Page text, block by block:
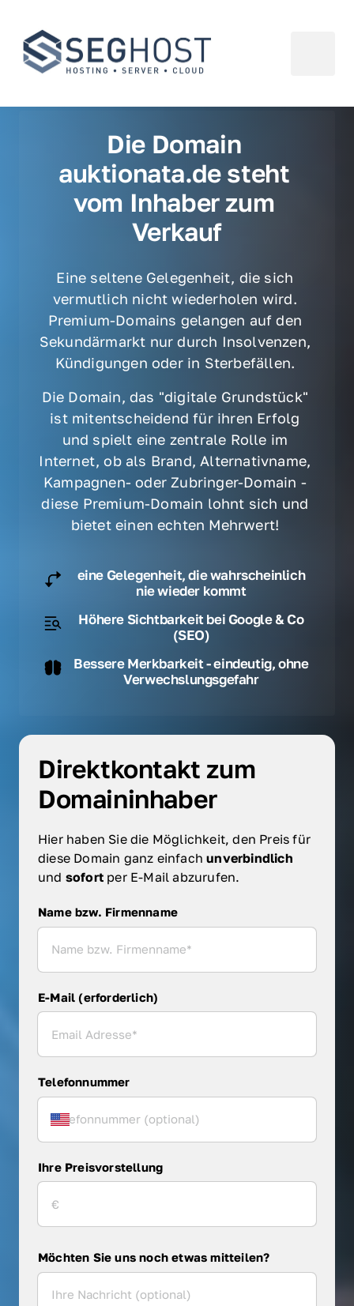
Die Domain
auktionata.de steht
vom Inhaber zum
Verkauf
Eine seltene Gelegenheit, die sich
vermutlich nicht wiederholen wird.
Premium-Domains gelangen auf den
Sekundärmarkt nur durch Insolvenzen,
Kündigungen oder in Sterbefällen.
Die Domain, das "digitale Grundstück"
ist mitentscheidend für ihren Erfolg
und spielt eine zentrale Rolle im
Internet, ob als Brand, Alternativname,
Kampagnen- oder Zubringer-Domain -
diese Premium-Domain lohnt sich und
bietet einen echten Mehrwert!
eine Gelegenheit, die wahrscheinlich
nie wieder kommt
Höhere Sichtbarkeit bei Google & Co
(SEO)
Bessere Merkbarkeit - eindeutig, ohne
Verwechslungsgefahr
Direktkontakt zum
Domaininhaber
Hier haben Sie die Möglichkeit, den Preis für
diese Domain ganz einfach
und sofort per E-Mail abzurufen.
Name bzw. Firmenname
Name bzw. Firmenname
E-Mail (erforderlich)
Telefonnummer
Ihre Preisvorstellung
Möchten Sie uns noch etwas mitteilen?